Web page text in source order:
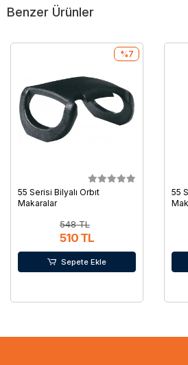
Benzer Ürünler
55 Serisi Bilyalı Orbıt
Makaralar
548 TL
510 TL
%7
Sepete Ekle
55